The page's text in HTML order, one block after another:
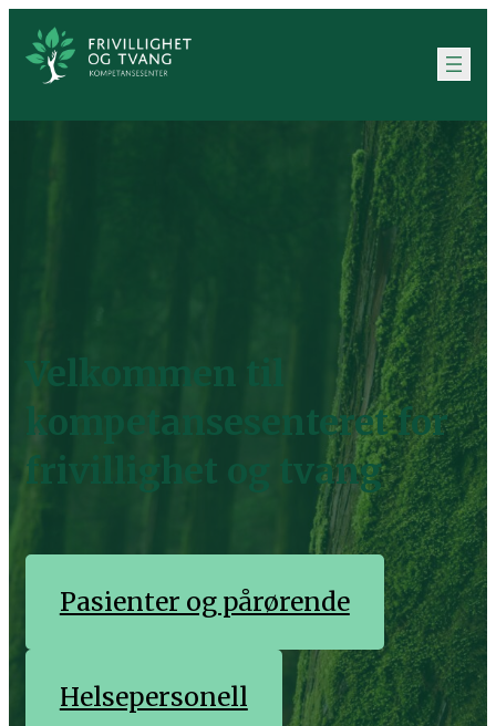
innhold
Velkommen til
kompetansesenteret for
frivillighet og tvang
Pasienter og pårørende
Helsepersonell